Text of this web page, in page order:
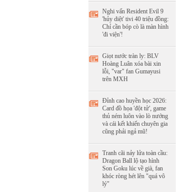
Nghi vấn Resident Evil 9
'hủy diệt' tivi 40 triệu đồng:
Chỉ cần bóp cò là màn hình
'đi viện'!
Giọt nước tràn ly: BLV
Hoàng Luân xóa bài xin
lỗi, "var" fan Gumayusi
trên MXH
Đỉnh cao huyền học 2026:
Card đồ họa 'đột tử', game
thủ ném luôn vào lò nướng
và cái kết khiến chuyên gia
cũng phải ngả mũ!
Tranh cãi nảy lửa toàn cầu:
Dragon Ball lộ tạo hình
Son Goku lúc về già, fan
khóc ròng hét lên "quá vô
lý"